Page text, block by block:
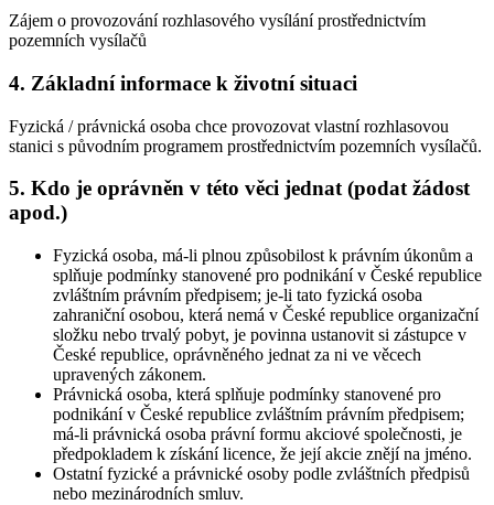
Zájem o provozování rozhlasového vysílání prostřednictvím
pozemních vysílačů
4. Základní informace k životní situaci
Fyzická / právnická osoba chce provozovat vlastní rozhlasovou
stanici s původním programem prostřednictvím pozemních vysílačů.
5. Kdo je oprávněn v této věci jednat (podat žádost
apod.)
Fyzická osoba, má-li plnou způsobilost k právním úkonům a
splňuje podmínky stanovené pro podnikání v České republice
zvláštním právním předpisem; je-li tato fyzická osoba
zahraniční osobou, která nemá v České republice organizační
složku nebo trvalý pobyt, je povinna ustanovit si zástupce v
České republice, oprávněného jednat za ni ve věcech
upravených zákonem.
Právnická osoba, která splňuje podmínky stanovené pro
podnikání v České republice zvláštním právním předpisem;
má-li právnická osoba právní formu akciové společnosti, je
předpokladem k získání licence, že její akcie znějí na jméno.
Ostatní fyzické a právnické osoby podle zvláštních předpisů
nebo mezinárodních smluv.